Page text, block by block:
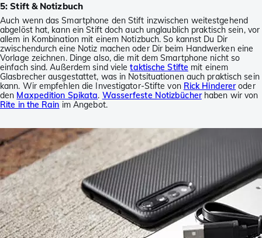
5: Stift & Notizbuch
Auch wenn das Smartphone den Stift inzwischen weitestgehend
abgelöst hat, kann ein Stift doch auch unglaublich praktisch sein, vor
allem in Kombination mit einem Notizbuch. So kannst Du Dir
zwischendurch eine Notiz machen oder Dir beim Handwerken eine
Vorlage zeichnen. Dinge also, die mit dem Smartphone nicht so
einfach sind. Außerdem sind vieletaktische Stifte mit einem
Glasbrecher ausgestattet, was in Notsituationen auch praktisch sein
kann. Wir empfehlen die Investigator-Stifte von Rick Hindereroder
den Maxpedition Spikata. Wasserfeste Notizbücherhaben wir von
Rite in the Rain im Angebot.